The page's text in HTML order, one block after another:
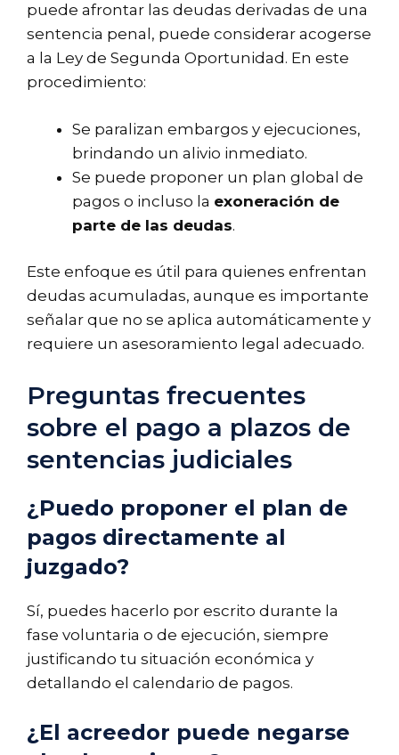
puede afrontar las deudas derivadas de una
sentencia penal, puede considerar acogerse
a la Ley de Segunda Oportunidad. En este
procedimiento:
Se paralizan embargos y ejecuciones,
brindando un alivio inmediato.
Se puede proponer un plan global de
pagos o incluso la exoneración de
parte de las deudas.
Este enfoque es útil para quienes enfrentan
deudas acumuladas, aunque es importante
señalar que no se aplica automáticamente y
requiere un asesoramiento legal adecuado.
Preguntas frecuentes
sobre el pago a plazos de
sentencias judiciales
¿Puedo proponer el plan de
pagos directamente al
juzgado?
Sí, puedes hacerlo por escrito durante la
fase voluntaria o de ejecución, siempre
justificando tu situación económica y
detallando el calendario de pagos.
¿El acreedor puede negarse